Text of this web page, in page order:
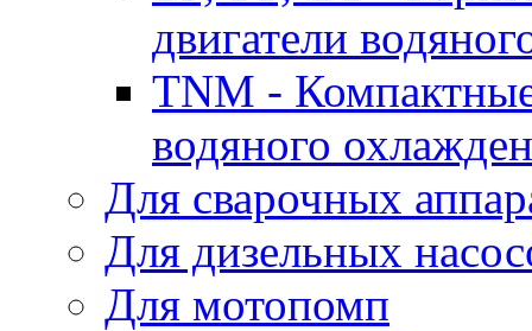
двигатели
TNM -
водяного
Для сварочных
Для дизельных
Для мотопомп